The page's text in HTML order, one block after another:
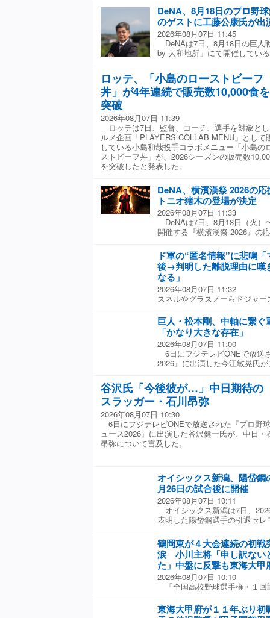
かれ、5イニング制で実施さ
「TEAM WHITE」対「TEAM
WHITE」は2005年から2007年
を、「TEAM BLACK」は2010
ビジターユニホームを着用し
球団のECサイトでも、7日よ
里崎智也氏、堀幸一氏、今江
予定している。投手陣では、
知宏投手氏、小林宏之氏、清
DRAMATIC PAINT TEE」がセ
ットを、先着1万5000枚限定
イテムは、今シーズンに生ま
をモチーフにした半袖Tシャツ
9回裏2死二、三塁から逆転サ
藤原恭大外野手、6月11日の中
DeNA戦で9回裏2死二、三塁か
本大斗外野手の劇的勝利のシ
展開する。 グッズの有無は、
応援指定席マイシートオーナ
枚につきTシャツ1枚を受け取
種類の中からランダムで配布
項などの詳細は、球団公式ホ
（Full-Count編集部）
DeNA、8月18日のプロ野
のゲストに工藤公康氏が出
2026年08月07日 11:45
DeNAは7日、8月18日の巨人
by 大和地所」にて開催してい
決定したと発表した。 横浜
にあわせて開催するこのイベ
中継で解説を務めるお馴染み
元プロ野球選手をゲストと
る注目ポイントをゲストに熱
だ。
ロッテ、「小島のローストビーフ
丼」が4年連続で販売数10,000食を
突破
2026年08月07日 11:39
ロッテは7日、監督、コーチ、選手を対象と
ルメ企画「PLAYERS COLLAB MENU」として
している小島和哉投手コラボメニュー「小島の
ストビーフ丼」が、2026シーズンの販売数
を突破したと発表した。
DeNA、横濱漢祭 2026の
トニオ猪木の登場が決定
2026年08月07日 11:33
DeNAは7日、8月18日（火）
開催する『横濱漢祭 2026』の
木さんをAI技術を用いて具現
登場すると発表した。 「AI
オ猪木さんの実弟 猪木啓介さ
株式会社猪木元気工場を中心
ニオ猪木」プロジェクト内で
オ猪木さんは、かつて球団イ
うコアコンセプトに、家族お
重なりあい、今回「AI アント
現した。 当日は、横浜スタ
し、生前アントニオ猪木さん
援総長・角田信朗さんととも
ントを盛り上げる。 ▼ 株式会
場の猪木啓介です。私も兄貴(
れブラジル育ち。今でも、「
度、懐かしさを感じます。今
ェクトの一環としてベイスタ
ただくにあたり、やはり、我
事と「横浜」から「世界」へ
ふさわしく、この AI 猪木も「
テルニューグランドのバーな
が横浜スタジアムに行くのは
は、「燃える闘魂」というフ
イメージがありますが、70 年
いました。古いファンの方は
ょうか。そんな、懐かしい「
できればと思います」 ▼ 角田
闘魂復活!『勝祭 2017』以来、
ニオ猪木が帰って来る!何を隠
帥が現役引退前にリング上で
なのである。今ここに、『横
イエ」で再び猪木元帥と相見
点を目指そうぞ!!」
ド軍の“匿名情報”に悲鳴
後→判明した離脱理由に嘆
なる」
2026年08月07日 11:32
スネルやグラスノーらドジャ
たらされた。1日（日本時間2
していたウィル・クライン投
が見つかり、今季絶望となる
がこの件を報じると、SNS上
が走った。 クラインは今季
板し3勝4敗、12ホールドを記
ILに入っていた。今回の検査結
となり、ブルペンを支えてき
も大きな痛手となる。 現在
傷者が相次ぐ緊急事態に直面
ネルやタイラー・グラスノー
ック・スチュワート、ブルス
がILに名を連ねている。ワール
MRI検査で肘に骨片が見つか
決めているところだと、リー
報道。手術が必要な場合は今
言及した。同じく右腕の離脱
ース・ネーション」の投稿に
衝撃の一報にSNS上のファン
たい」「クライン投手おだい
力投凄かったのを覚えていま
じゃなくて良かったけど 今季
た方がいい。シーズン終わる
（Full-Count編集部）
巨人・松本剛、中軸に繋
「かなり大きな存在」
2026年08月07日 11:00
6日にフジテレビONEで放送
2026』に出演した今江敏晃氏
場し、2安打2四球と5打席のう
を果たした。 今江氏は「今日
はパ・リーグで首位打者を取
ールを持っている。右方向の
ますよ。そういうバッティン
スイングができている」と分
イアンツは中軸の状態が良い
することによって足も使えま
谷沢氏「今後彼が…」中日期待の
スラッガー・石川昂弥
2026年08月07日 10:30
6日にフジテレビONEで放送された『プロ野
ュース2026』に出演した谷沢健一氏が、中日・
昂弥について言及した。
オイシックス新潟、陽岱鋼
月26日の試合後に開催
2026年08月07日 10:11
オイシックス新潟は7日、
表明した陽岱鋼選手の引退セ
と発表した。 陽岱鋼は7月27
を通じて「今まで本当に多く
人生を送ることができました
選手としてプレーできたのは
いても応援してくださったフ
だいた諸先輩方、そして共に
鶴岡東が４大会連続の初
涙 小川主将「申し訳ない
た」中盤に反撃も東海大甲
2026年08月07日 10:10
「全国高校野球選手権・１
出場４大会連続の初戦突破は
３点の先制を許した鶴岡東。
東海大甲府が１１年ぶり初